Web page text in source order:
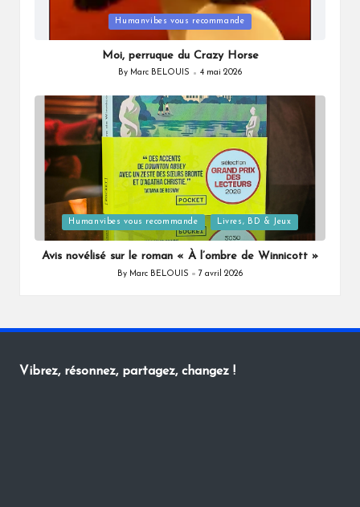
in
Humanvibes vous recommande
Moi, perruque du Crazy Horse
Posted
By Marc BELOUIS 4 mai 2026
Posted
in
Humanvibes vous recommande Livres, BD & Jeux
Avis novélisé sur le roman « À l’ombre de Winnicott »
Posted
By Marc BELOUIS 7 avril 2026
Vibrez, résonnez, partagez, changez !